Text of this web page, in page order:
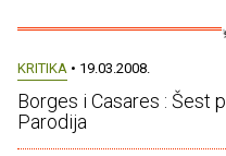
KRITIKA • 19.03.2008.
Borges i Casares : Šest
Parodija